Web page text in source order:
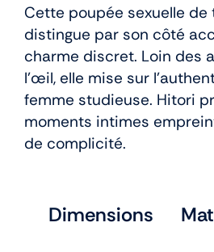
Cette poupée sexuelle de
distingue par son côté
charme discret. Loin des
l’œil, elle mise sur
femme studieuse. Hitori
moments intimes
de complicité.
Dimensions